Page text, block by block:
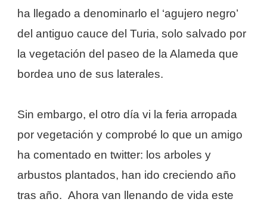
ha llegado a denominarlo el ‘agujero negro’
del antiguo cauce del Turia, solo salvado por
la vegetación del paseo de la Alameda que
bordea uno de sus laterales.
Sin embargo, el otro día vi la feria arropada
por vegetación y comprobé lo que un amigo
ha comentado en twitter: los arboles y
arbustos plantados, han ido creciendo año
tras año. Ahora van llenando de vida este